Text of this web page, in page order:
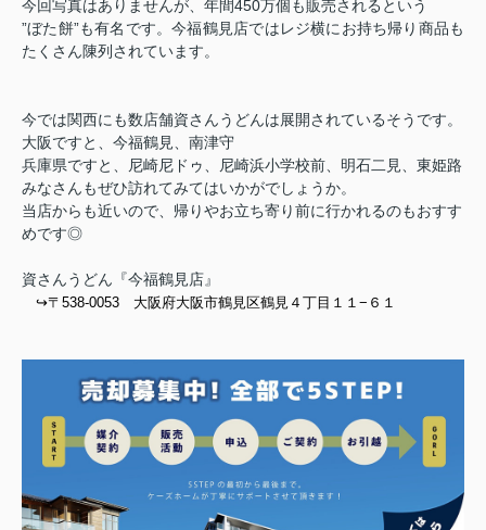
今回写真はありませんが、年間450万個も販売されるという
”ぼた餅”も有名です。今福鶴見店ではレジ横にお持ち帰り商品も
たくさん陳列されています。
今では関西にも数店舗資さんうどんは展開されているそうです。
大阪ですと、今福鶴見、南津守
兵庫県ですと、尼崎尼ドゥ、尼崎浜小学校前、明石二見、東姫路
みなさんもぜひ訪れてみてはいかがでしょうか。
当店からも近いので、帰りやお立ち寄り前に行かれるのもおすす
めです◎
資さんうどん『今福鶴見店』
↪︎〒538-0053 大阪府大阪市鶴見区鶴見４丁目１１−６１